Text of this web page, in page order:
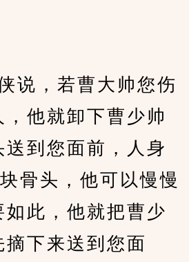
，若曹大帅您伤
他就卸下曹少帅
到您面前，人身
骨头，他可以慢慢
此，他就把曹少
摘下来送到您面